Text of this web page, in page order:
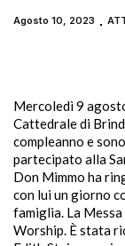
Agosto 10, 2023
Mercoledì 9
Cattedrale di
compleanno e
partecipato alla
Don Mimmo ha
con lui un giorno
famiglia. La
Worship. È stata